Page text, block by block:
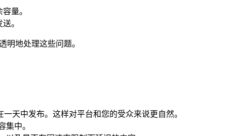
量。
。
地处理这些问题。
天中发布。这样对平台和您的受众来说更自然。
集中。